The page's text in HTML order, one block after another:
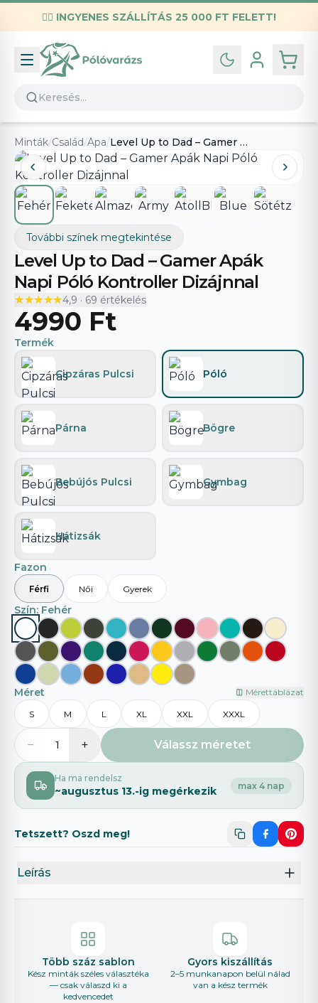
✌🏼 INGYENES SZÁLLÍTÁS 25 000 FT FELETT!
Infó
Kapcsolat
GYIK
Általános szerződési feltételek
Adatvédelmi nyilatkozat
Minták/Család/Apa/ Level Up to Dad – Gamer Apák Napi Póló Kontroller Dizájnnal
További színek megtekintése
Level Up to Dad – Gamer Apák
Napi Póló Kontroller Dizájnnal
★★★★★
★★★★★4,9 · 69 értékelés
4990 Ft
Termék
Cipzáras Pulcsi Póló
Párna Bögre
Bebújós Pulcsi Gymbag
Hátizsák
Fazon
Férfi Női Gyerek
Szín: Fehér
Méret Mérettáblázat
S M L XL XXL XXXL
− 1 + Válassz méretet
Ha ma rendelsz
~augusztus 13.-ig megérkezik max 4 nap
Tetszett? Oszd meg!
Leírás
Több száz sablon
Kész minták széles választéka
— csak válaszd ki a
kedvencedet
Gyors kiszállítás
2–5 munkanapon belül nálad
van a kész termék